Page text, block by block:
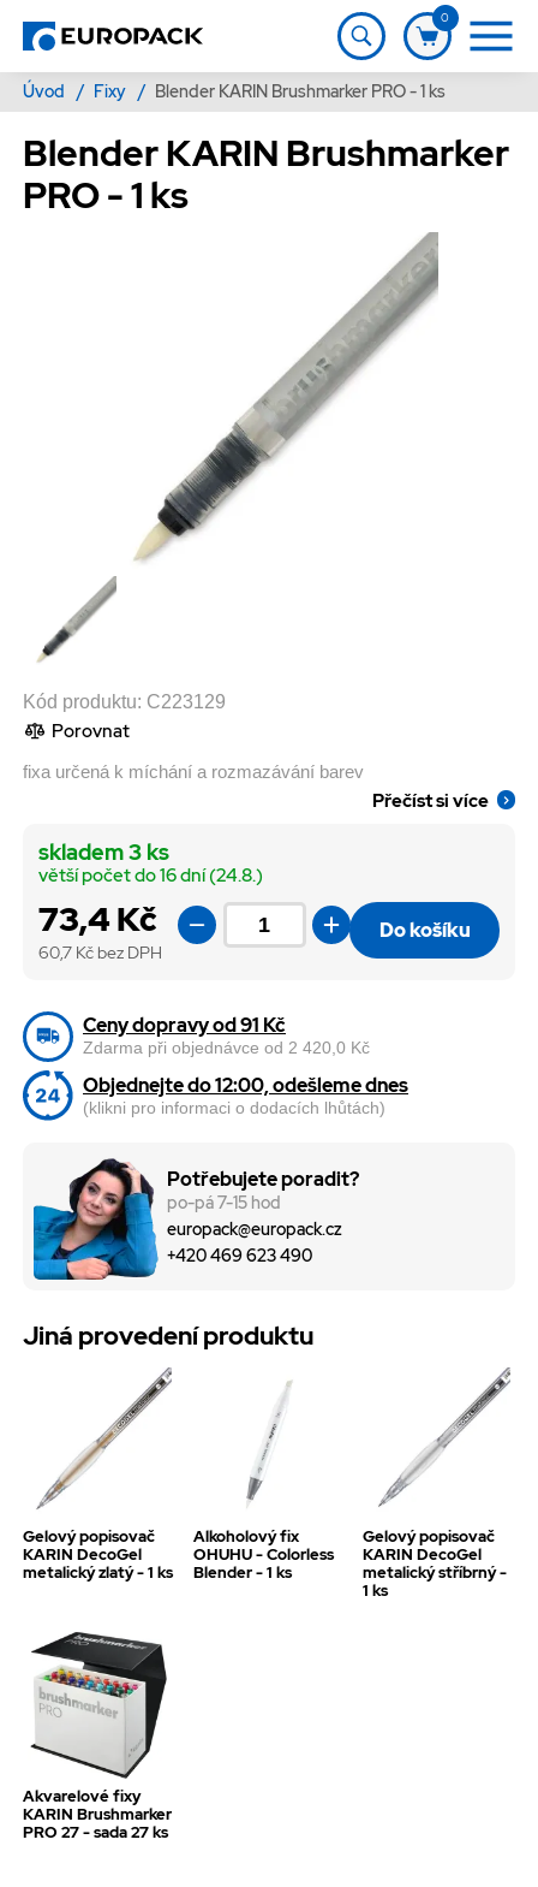
0
Úvod / Fixy / Blender KARIN Brushmarker PRO - 1 ks
Blender KARIN Brushmarker
PRO - 1 ks
Kód produktu: C223129
Porovnat
fixa určená k míchání a rozmazávání barev
Přečíst si více
73,4 Kč
60,7 Kč bez DPH
skladem 3 ks
větší počet do 16 dní (24.8.)
Do košíku
Ceny dopravy od 91 Kč
Zdarma při objednávce od 2 420,0 Kč
Objednejte do 12:00, odešleme dnes
(klikni pro informaci o dodacích lhůtách)
Potřebujete poradit?
po-pá 7-15 hod
europack@europack.cz
+420 469 623 490
Jiná provedení produktu
Gelový popisovač
KARIN DecoGel
metalický zlatý - 1 ks
Alkoholový fix
OHUHU - Colorless
Blender - 1 ks
Gelový popisovač
KARIN DecoGel
metalický stříbrný -
1 ks
Akvarelové fixy
KARIN Brushmarker
PRO 27 - sada 27 ks